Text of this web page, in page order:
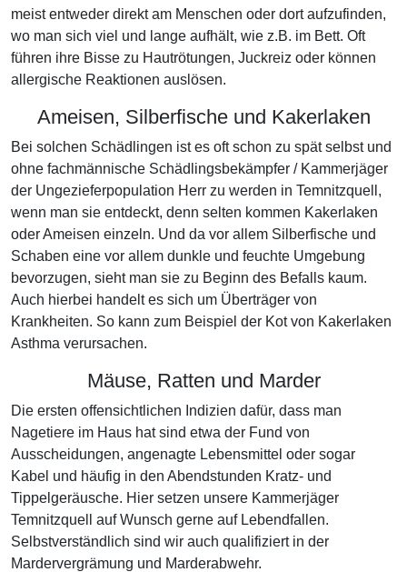
meist entweder direkt am Menschen oder dort aufzufinden,
wo man sich viel und lange aufhält, wie z.B. im Bett. Oft
führen ihre Bisse zu Hautrötungen, Juckreiz oder können
allergische Reaktionen auslösen.
Ameisen, Silberfische und Kakerlaken
Bei solchen Schädlingen ist es oft schon zu spät selbst und
ohne fachmännische Schädlingsbekämpfer / Kammerjäger
der Ungezieferpopulation Herr zu werden in Temnitzquell,
wenn man sie entdeckt, denn selten kommen Kakerlaken
oder Ameisen einzeln. Und da vor allem Silberfische und
Schaben eine vor allem dunkle und feuchte Umgebung
bevorzugen, sieht man sie zu Beginn des Befalls kaum.
Auch hierbei handelt es sich um Überträger von
Krankheiten. So kann zum Beispiel der Kot von Kakerlaken
Asthma verursachen.
Mäuse, Ratten und Marder
Die ersten offensichtlichen Indizien dafür, dass man
Nagetiere im Haus hat sind etwa der Fund von
Ausscheidungen, angenagte Lebensmittel oder sogar
Kabel und häufig in den Abendstunden Kratz- und
Tippelgeräusche. Hier setzen unsere Kammerjäger
Temnitzquell auf Wunsch gerne auf Lebendfallen.
Selbstverständlich sind wir auch qualifiziert in der
Mardervergrämung und Marderabwehr.